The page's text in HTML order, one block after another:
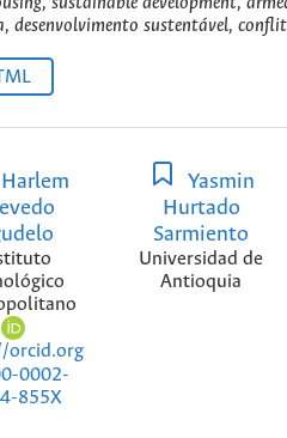
desenvolvimento sustentável,
Harlem
orcid.org
0002-
855X
Yasmin
Hurtado
Sarmiento
Universidad de
Antioquia